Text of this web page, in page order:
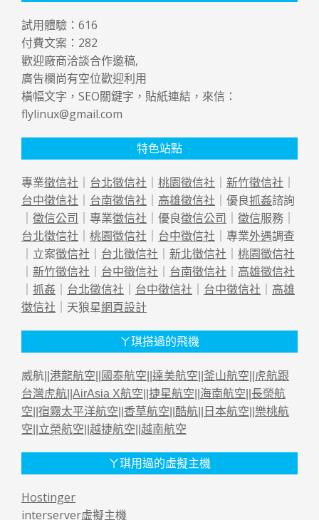
試用體驗： 616
付費文案： 282
歡迎廠商洽談合作邀稿,
廣告欄尚有空位歡迎利用
橫幅文字，SEO關鍵字，貼紙連結，來信：
flylinux@gmail.com
特色站點
專業徵信社 台北徵信社 桃園徵信社 新竹徵信社
台中徵信社
台南徵信社 高雄徵信社 ｜優良抓姦諮詢
徵信公司 ｜專業徵信社 ｜優良徵信公司 徵信服務｜
台北徵信社
桃園徵信社 台中徵信社 ｜專業外遇調查
｜立案徵信社 台北徵信社 新北徵信社
桃園徵信社
新竹徵信社 台中徵信社 台南徵信社
高雄徵信社
抓姦 台北徵信社 台中徵信社 台中徵信社
高雄
徵信社 ｜天狼星網頁設計
ㄚ琪搭過的飛機
威航|| 港龍航空 國泰航空 達美航空 釜山航空
虎航跟
台灣虎航 AirAsia X航空 捷星航空 海南航空 長榮航
空 宿霧太平洋航空 香草航空 酷航 日本航空 樂桃航
空 立榮航空 越捷航空 越南航空
ㄚ琪用過的虛擬主機
Hostinger
interserver虛擬主機